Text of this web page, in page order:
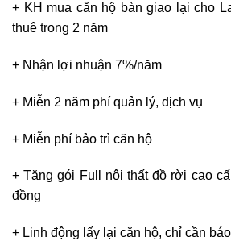
+ KH mua căn hộ bàn giao lại cho
thuê trong 2 năm
+ Nhận lợi nhuận 7%/năm
+ Miễn 2 năm phí quản lý, dịch vụ
+ Miễn phí bảo trì căn hộ
+ Tặng gói Full nội thất đồ rời cao
đồng
+ Linh động lấy lại căn hộ, chỉ cần